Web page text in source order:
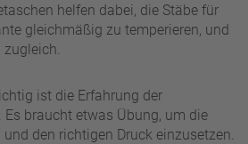
helfen dabei, die Stäbe für
gleichmäßig zu temperieren, und
ist die Erfahrung der
Es braucht etwas Übung, um die
den richtigen Druck einzusetzen.